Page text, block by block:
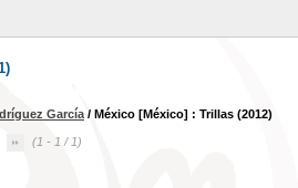
)
García / México [México] : Trillas (2012)
(1 - 1 / 1)